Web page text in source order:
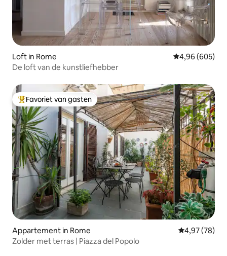
Loft in Rome Gemiddelde
4,96 (605)
De loft van de kunstliefhebber
Topfavoriet van gasten
Favoriet van gasten
Appartement in Rome Gemiddelde
4,97 (78)
Zolder met terras | Piazza del Popolo